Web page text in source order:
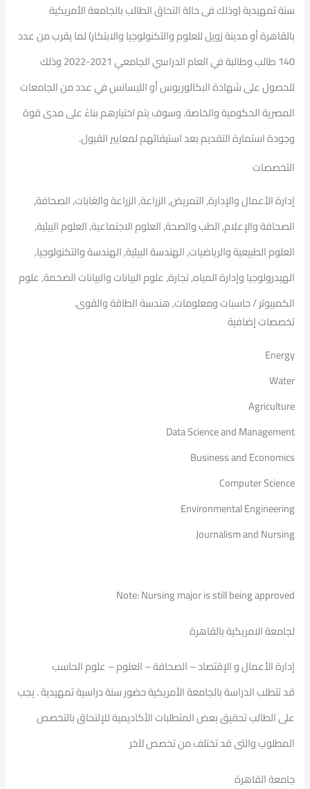
سنة تمهيدية (وذلك فى حالة التحاق الطالب بالجامعة الأمريكية
بالقاهرة أو مدينة زويل للعلوم والتكنولوجيا والابتكار) لما يقرب من عدد
140 طالب وطالبة في العام الدراسي الجامعي 2021-2022 وذلك
للحصول على شهادة البكالوريوس أو الليسانس في عدد من الجامعات
المصرية الحكومية والخاصة. وسوف يتم اختيارهم بناءً على مدى قوة
وجودة استمارة التقديم بعد استيفائهم لمعايير القبول.
التخصصات
إدارة الأعمال والإدارة, التمريض, الزراعة, الزراعة والغابات, الصحافة,
الصحافة والإعلام, الطب والصحة, العلوم الاجتماعية, العلوم البيئية,
العلوم الطبيعية والرياضيات, الهندسة البيئية, الهندسة والتكنولوجيا,
الهيدرولوجيا وإدارة المياه, تجارة, علوم البيانات والبيانات الضخمة, علوم
الكمبيوتر / حاسبات ومعلومات, هندسة الطاقة والقوى.
تخصصات إضافية
Energy
Water
Agriculture
Data Science and Management
Business and Economics
Computer Science
Environmental Engineering
Journalism and Nursing
Note: Nursing major is still being approved
لجامعة الامريكية بالقاهرة
إدارة الأعمال و الإقتصاد – الصحافة – العلوم – علوم الحاسب
قد تتطلب الدراسة بالجامعة الأمريكية حضور سنة دراسية تمهيدية . يجب
على الطالب تحقيق بعض المتطلبات الأكاديمية للإلتحاق بالتخصص
المطلوب والتى قد تختلف من تخصص لآخر
جامعة القاهرة